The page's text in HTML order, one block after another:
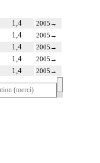
1,4 2005 →
1,4 2005 →
1,4 2005 →
1,4 2005 →
1,4 2005 →